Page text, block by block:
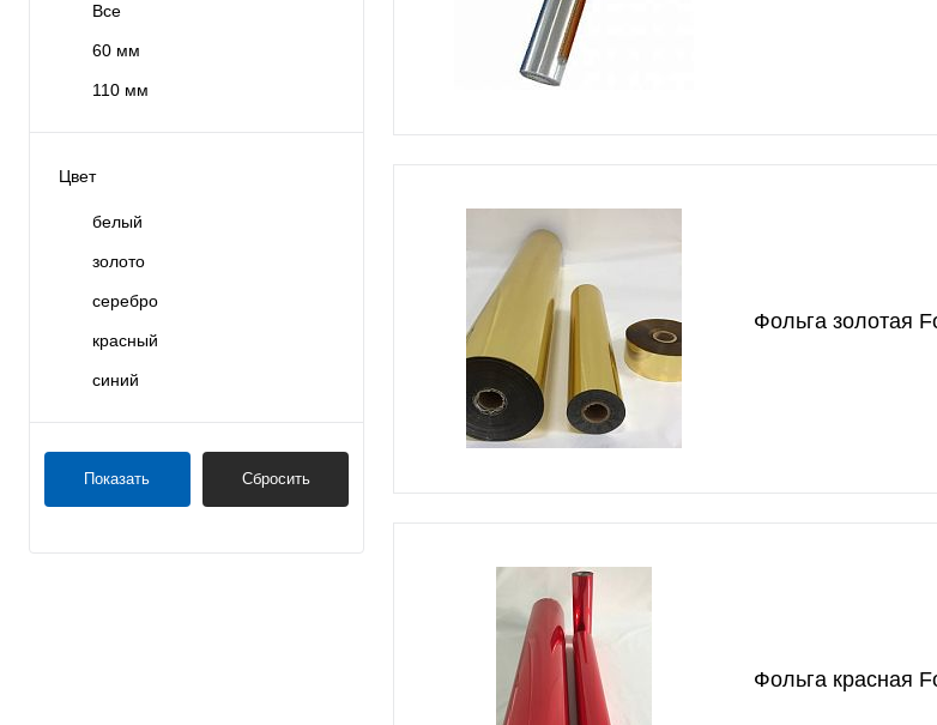
Все
60 мм
110 мм
Цвет
белый
золото
серебро
красный
синий
Показать Сбросить
Фольга золотая
Фольга красная